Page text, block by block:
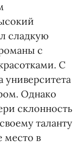
сладкую
с
С
университета
Однако
склонность
таланту
место в